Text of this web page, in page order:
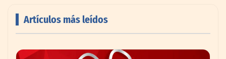
Artículos más leídos